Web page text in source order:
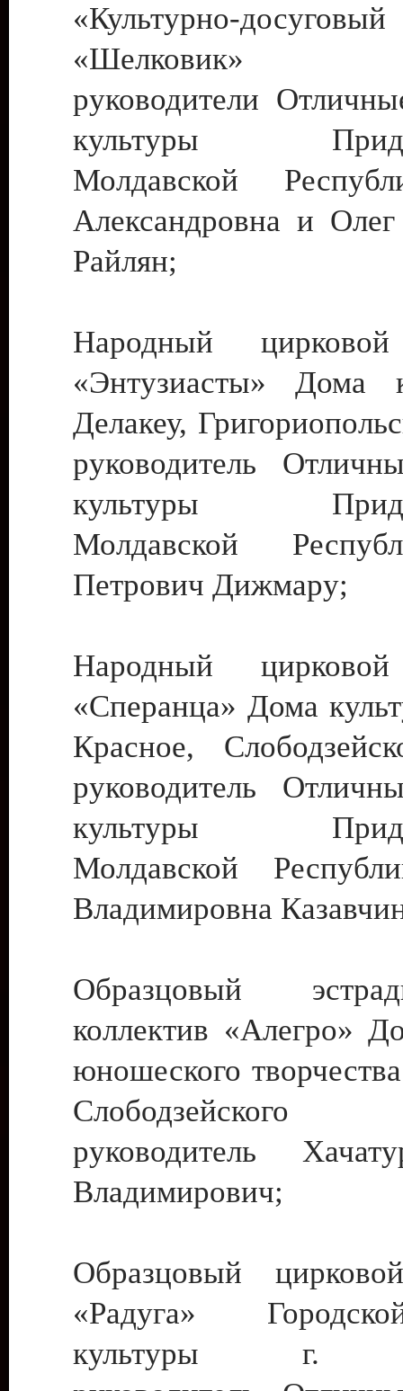
«Культурно-
«Шелковик»
руководители
культуры
Молдавской
Александровна и
Райлян;
Народный цирковой
«Энтузиасты» Дома
Делакеу,
руководитель
культуры
Молдавской
Петрович Дижмару;
Народный цирковой
«Сперанца» Дома
Красное,
руководитель
культуры
Молдавской
Владимировна
Образцовый
коллектив «Алегро»
юношеского
руководитель
Владимирович;
Образцовый
«Радуга»
культуры г.